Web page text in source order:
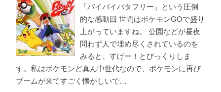
「バイバイバタフリー」という圧倒
的な感動回 世間はポケモンGOで盛り
上がっていますね。 公園などが昼夜
問わず人で埋め尽くされているのを
みると、すげー！とびっくりしま
す。私はポケモンど真ん中世代なので、ポケモンに再び
ブームが来てすごく懐かしいで…